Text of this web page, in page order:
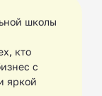
школы
кто
с
яркой